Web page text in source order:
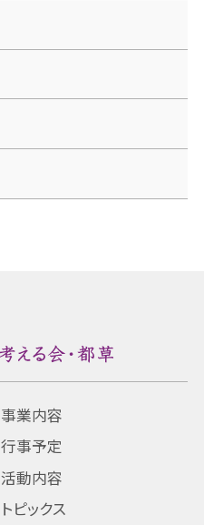
事業内容
行事予定
活動内容
トピックス